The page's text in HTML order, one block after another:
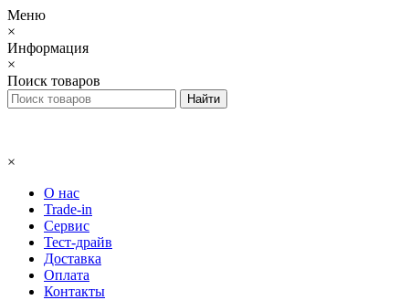
Меню
×
Информация
×
Поиск товаров
×
О нас
Trade-in
Сервис
Тест-драйв
Доставка
Оплата
Контакты